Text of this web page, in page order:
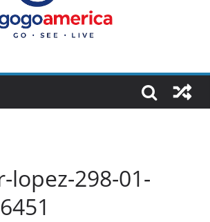
นเงินจากอเมริกากลับไทย ใช้วิธีไหน
ะหยัดและคุ้มที่สุดในปี 2026?
สำหรับใช้ในอเมริกา 2026: ตัว
lopez-298-01-